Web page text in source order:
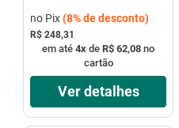
no Pix(8%de desconto)
R$ 248,31
em até 4x de R$ 62,08 no
cartão
Ver detalhes